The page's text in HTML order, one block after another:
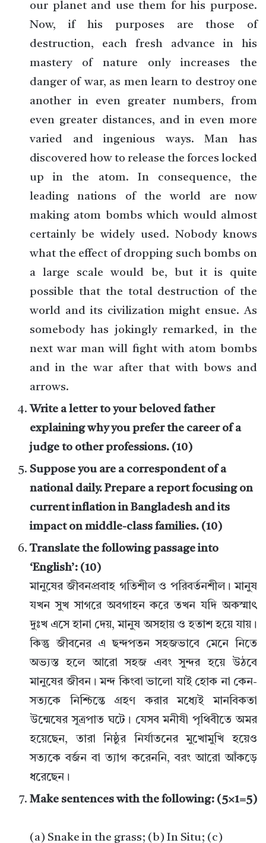
our planet and use them for his purpose.
Now, if his purposes are those of
destruction, each fresh advance in his
mastery of nature only increases the
danger of war, as men learn to destroy one
another in even greater numbers, from
even greater distances, and in even more
varied and ingenious ways. Man has
discovered how to release the forces locked
up in the atom. In consequence, the
leading nations of the world are now
making atom bombs which would almost
certainly be widely used. Nobody knows
what the effect of dropping such bombs on
a large scale would be, but it is quite
possible that the total destruction of the
world and its civilization might ensue. As
somebody has jokingly remarked, in the
next war man will fight with atom bombs
and in the war after that with bows and
arrows.
Write a letter to your beloved father
explaining why you prefer the career of a
judge to other professions. (10)
Suppose you are a correspondent of a
national daily. Prepare a report focusing on
current inflation in Bangladesh and its
impact on middle-class families. (10)
Translate the following passage into
‘English’: (10)
মানুষের জীবনপ্রবাহ গতিশীল ও পরিবর্তনশীল। মানুষ
যখন সুখ সাগরে অবগাহন করে তখন যদি অকস্মাৎ
দুঃখ এসে হানা দেয়, মানুষ অসহায় ও হতাশ হয়ে যায়।
কিন্তু জীবনের এ ছন্দপতন সহজভাবে মেনে নিতে
অভ্যস্ত হলে আরো সহজ এবং সুন্দর হয়ে উঠবে
মানুষের জীবন। মন্দ কিংবা ভালো যাই হোক না কেন-
সত্যকে নিশ্চিন্তে গ্রহণ করার মধ্যেই মানবিকতা
উন্মেষের সূত্রপাত ঘটে। যেসব মনীষী পৃথিবীতে অমর
হয়েছেন, তারা নিষ্ঠুর নির্যাতনের মুখোমুখি হয়েও
সত্যকে বর্জন বা ত্যাগ করেননি, বরং আরো আঁকড়ে
ধরেছেন।
Make sentences with the following: (5×1=5)
(a) Snake in the grass; (b) In Situ; (c)